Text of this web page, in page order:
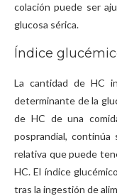
colación puede ser
glucosa sérica.
Índice
La cantidad de HC
determinante de la
de HC de una
posprandial,
relativa que puede
HC. El índice
tras la ingestión de